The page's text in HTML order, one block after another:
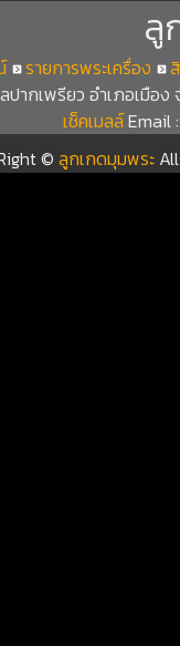
ลู
รายการพระเครื่อง
ากเพรียว อำเภอเมือ
เช็คเมลล์Email
©ลูกเกดมุมพระ